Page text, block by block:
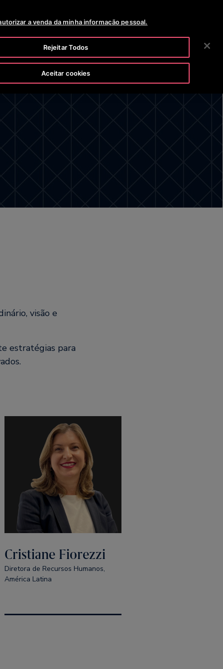
SALA DE NOTICIAS CARREIRAS 2 VIA DA FATURA
BUSCAR
visão e
estratégias para
Cristiane Fiorezzi
Diretora de Recursos Humanos,
América Latina
a venda da minha informação pessoal.
Rejeitar Todos
Aceitar cookies